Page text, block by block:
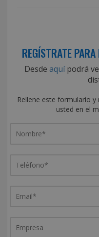
REGÍSTRATE
Desde aquípodrá
Rellene este formulario
usted en el